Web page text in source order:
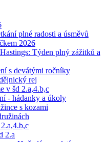
plné radosti a úsměvů
2026
Týden plný zážitků a
s devátými ročníky
rej
v šd 2.a,4.b,c
- hádanky a úkoly
s kozami
2.a